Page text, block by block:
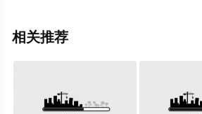
相关推荐